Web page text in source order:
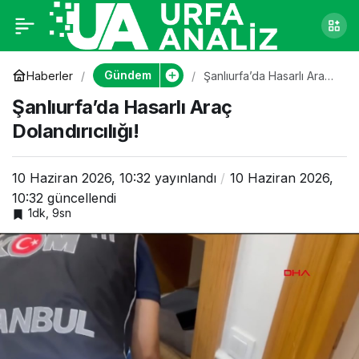
Haberler Gündem
Şanlıurfa’da Hasarlı Araç
Şanlıurfa’da Hasarlı Araç
Dolandırıcılığı!
10 Haziran 2026, 10:32 yayınlandı
10 Haziran 2026,
10:32 güncellendi
1dk, 9sn
Şanlıurfa’da Hasarlı
Araç Dolandırıcılığı!
0